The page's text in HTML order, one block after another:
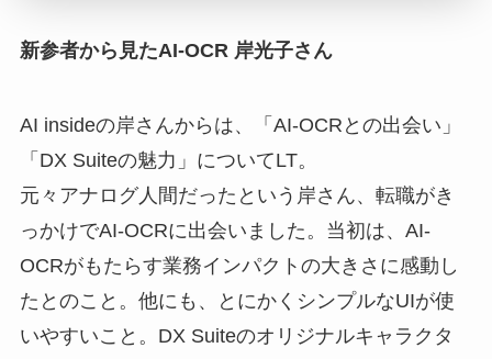
新参者から見たAI-OCR 岸光子さん
AI insideの岸さんからは、「AI-OCRとの出会い」
「DX Suiteの魅力」についてLT。
元々アナログ人間だったという岸さん、転職がき
っかけでAI-OCRに出会いました。当初は、AI-
OCRがもたらす業務インパクトの大きさに感動し
たとのこと。他にも、とにかくシンプルなUIが使
いやすいこと。DX Suiteのオリジナルキャラクタ